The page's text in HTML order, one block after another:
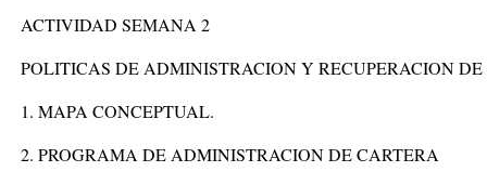
ACTIVIDAD SEMANA 2
POLITICAS DE ADMINISTRACION Y RECUPERACION
1. MAPA CONCEPTUAL.
2. PROGRAMA DE ADMINISTRACION DE CARTERA